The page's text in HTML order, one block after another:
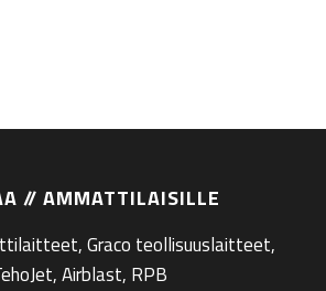
// AMMATTILAISILLE
Graco teollisuuslaitteet,
Airblast, RPB